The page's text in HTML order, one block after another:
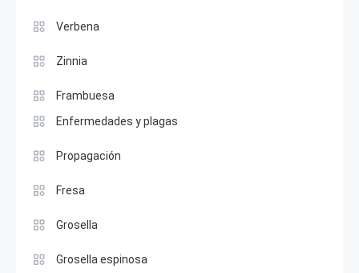
Verbena
Zinnia
Frambuesa
Enfermedades y plagas
Propagación
Fresa
Grosella
Grosella espinosa